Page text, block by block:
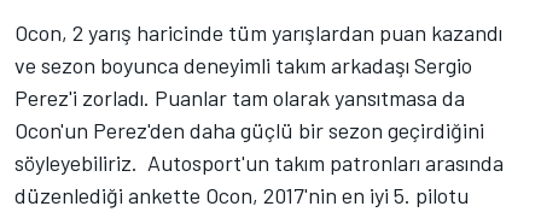
Ocon, 2 yarış haricinde tüm yarışlardan puan kazandı
ve sezon boyunca deneyimli takım arkadaşı Sergio
Perez'i zorladı. Puanlar tam olarak yansıtmasa da
Ocon'un Perez'den daha güçlü bir sezon geçirdiğini
söyleyebiliriz. Autosport'un takım patronları arasında
düzenlediği ankette Ocon, 2017'nin en iyi 5. pilotu